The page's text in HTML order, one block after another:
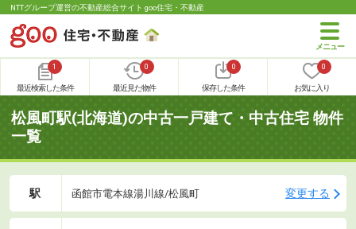
NTTグループ運営の不動産総合サイト goo住宅・不動産
1
最近検索した条件
0
最近見た物件
0
保存した条件
0
お気に入り
松風町駅(北海道)の中古一戸建て・中古住宅 物件
一覧
駅 函館市電本線湯川線/松風町 変更する